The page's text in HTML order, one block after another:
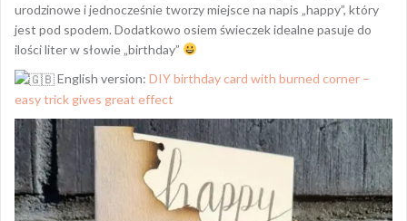
urodzinowe i jednocześnie tworzy miejsce na napis „happy”, który
jest pod spodem. Dodatkowo osiem świeczek idealne pasuje do
ilości liter w słowie „birthday”
English version: DIY birthday card with burned corner –
easy trick gives great effect